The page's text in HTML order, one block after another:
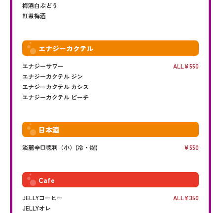
梅酒白ぶどう
紅茶梅酒
エナジーカクテル
エナジーサワー ALL
550
エナジーカクテル ジン
エナジーカクテル カシス
エナジーカクテル ピーチ
日本酒
淡麗辛口徳利（小）(冷・燗) 550
Cafe
JELLYコーヒー ALL
350
JELLYオレ